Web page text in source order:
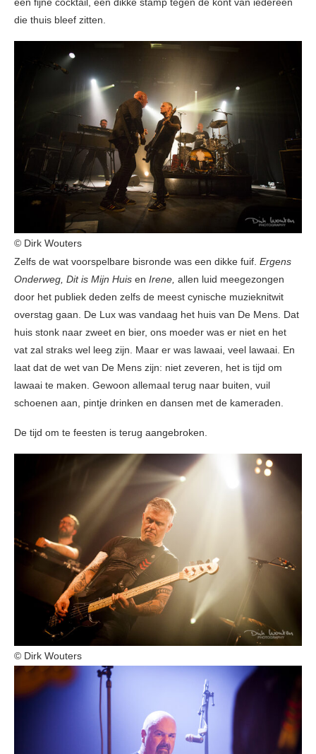
een fijne cocktail, een dikke stamp tegen de kont van iedereen
die thuis bleef zitten.
© Dirk Wouters
Zelfs de wat voorspelbare bisronde was een dikke fuif. Ergens
Onderweg, Dit is Mijn Huis en Irene, allen luid meegezongen
door het publiek deden zelfs de meest cynische muzieknitwit
overstag gaan. De Lux was vandaag het huis van De Mens. Dat
huis stonk naar zweet en bier, ons moeder was er niet en het
vat zal straks wel leeg zijn. Maar er was lawaai, veel lawaai. En
laat dat de wet van De Mens zijn: niet zeveren, het is tijd om
lawaai te maken. Gewoon allemaal terug naar buiten, vuil
schoenen aan, pintje drinken en dansen met de kameraden.
De tijd om te feesten is terug aangebroken.
© Dirk Wouters